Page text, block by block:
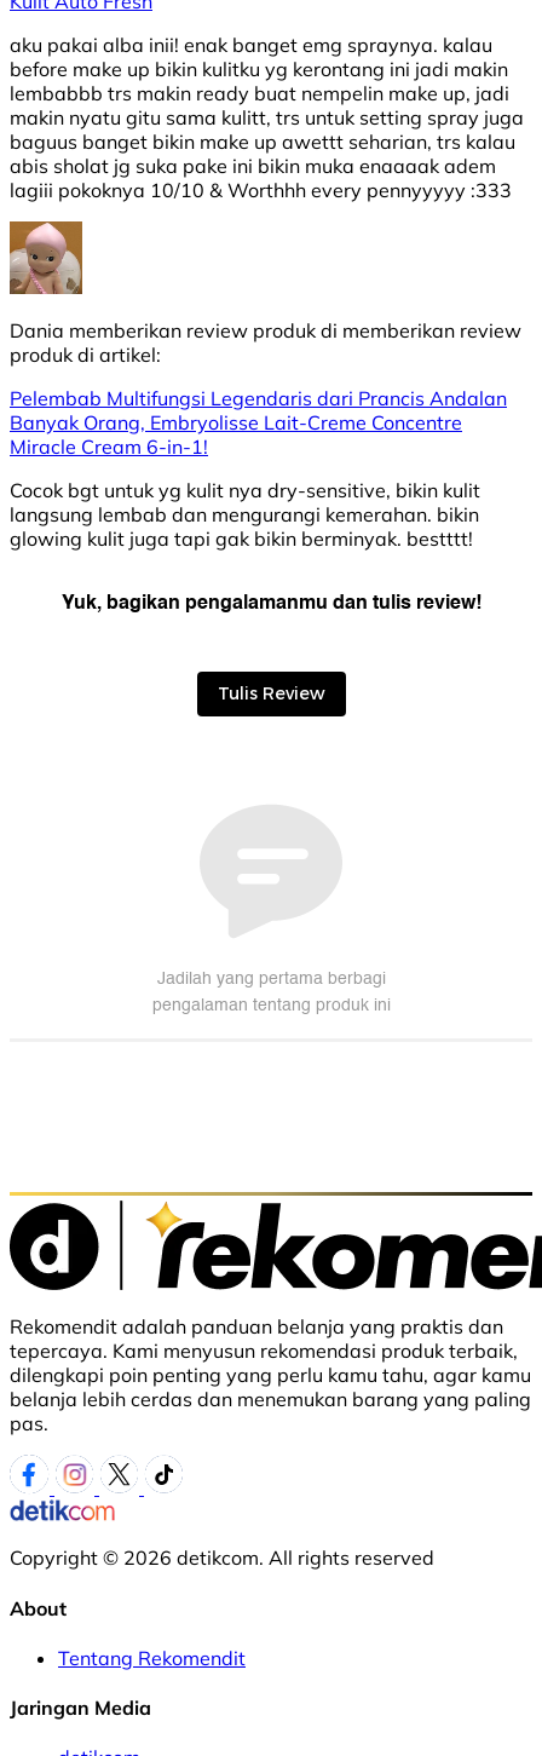
aku pakai alba inii! enak banget emg spraynya. kalau
before make up bikin kulitku yg kerontang ini jadi makin
lembabbb trs makin ready buat nempelin make up, jadi
makin nyatu gitu sama kulitt, trs untuk setting spray juga
baguus banget bikin make up awettt seharian, trs kalau
abis sholat jg suka pake ini bikin muka enaaaak adem
lagiii pokoknya 10/10 & Worthhh every pennyyyyy :333
Dania memberikan review produk di memberikan review
produk di artikel:
Pelembab Multifungsi Legendaris dari Prancis Andalan
Banyak Orang, Embryolisse Lait-Creme Concentre
Miracle Cream 6-in-1!
Cocok bgt untuk yg kulit nya dry-sensitive, bikin kulit
langsung lembab dan mengurangi kemerahan. bikin
glowing kulit juga tapi gak bikin berminyak. bestttt!
Rekomendit adalah panduan belanja yang praktis dan
tepercaya. Kami menyusun rekomendasi produk terbaik,
dilengkapi poin penting yang perlu kamu tahu, agar kamu
belanja lebih cerdas dan menemukan barang yang paling
pas.
Copyright © 2026 detikcom. All rights reserved
About
Tentang Rekomendit
Jaringan Media